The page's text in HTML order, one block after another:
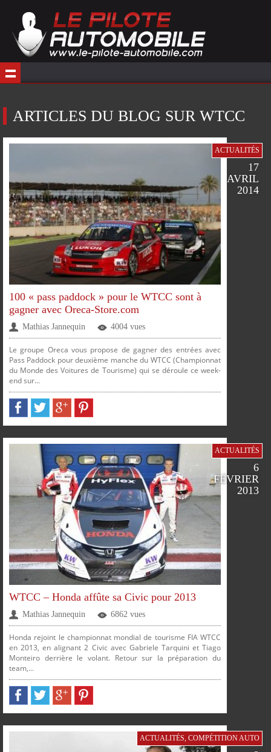
ARTICLES DU BLOG SUR WTCC
ACTUALITÉS
17
AVRIL
2014
100 « pass paddock » pour le WTCC sont à
gagner avec Oreca-Store.com
Mathias Jannequin 4004 vues
Le groupe Oreca vous propose de gagner des entrées avec
Pass Paddock pour deuxième manche du WTCC (Championnat
du Monde des Voitures de Tourisme) qui se déroule ce week-
end sur...
PARTAGERPARTAGERPARTAGERPARTAGER
ACTUALITÉS
6
FÉVRIER
2013
WTCC – Honda affûte sa Civic pour 2013
Mathias Jannequin 6862 vues
Honda rejoint le championnat mondial de tourisme FIA WTCC
en 2013, en alignant 2 Civic avec Gabriele Tarquini et Tiago
Monteiro derrière le volant. Retour sur la préparation du
team,...
ACTUALITÉS, COMPÉTITION AUTO